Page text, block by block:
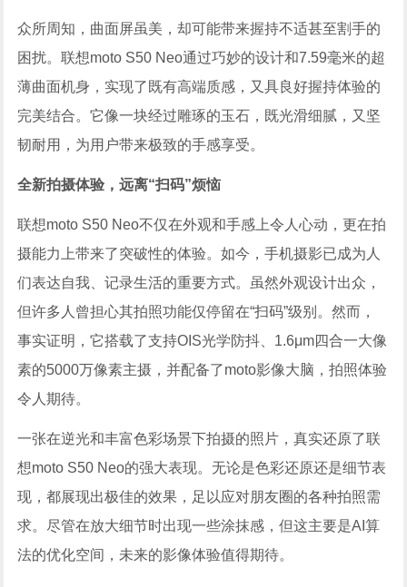
众所周知，曲面屏虽美，却可能带来握持不适甚至割手的
困扰。联想moto S50 Neo通过巧妙的设计和7.59毫米的超
薄曲面机身，实现了既有高端质感，又具良好握持体验的
完美结合。它像一块经过雕琢的玉石，既光滑细腻，又坚
韧耐用，为用户带来极致的手感享受。
全新拍摄体验，远离“扫码”烦恼
联想moto S50 Neo不仅在外观和手感上令人心动，更在拍
摄能力上带来了突破性的体验。如今，手机摄影已成为人
们表达自我、记录生活的重要方式。虽然外观设计出众，
但许多人曾担心其拍照功能仅停留在“扫码”级别。然而，
事实证明，它搭载了支持OIS光学防抖、1.6μm四合一大像
素的5000万像素主摄，并配备了moto影像大脑，拍照体验
令人期待。
一张在逆光和丰富色彩场景下拍摄的照片，真实还原了联
想moto S50 Neo的强大表现。无论是色彩还原还是细节表
现，都展现出极佳的效果，足以应对朋友圈的各种拍照需
求。尽管在放大细节时出现一些涂抹感，但这主要是AI算
法的优化空间，未来的影像体验值得期待。